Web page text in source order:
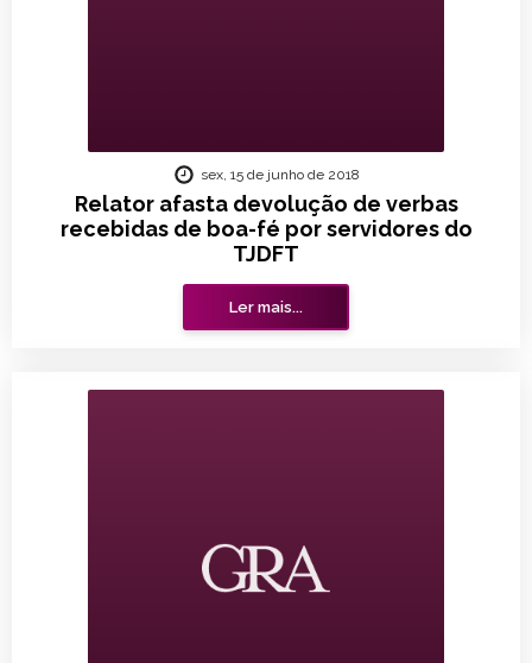
Relator afasta devolução de verbas
recebidas de boa-fé por servidores do
TJDFT
sex, 15 de junho de 2018
Ler mais...